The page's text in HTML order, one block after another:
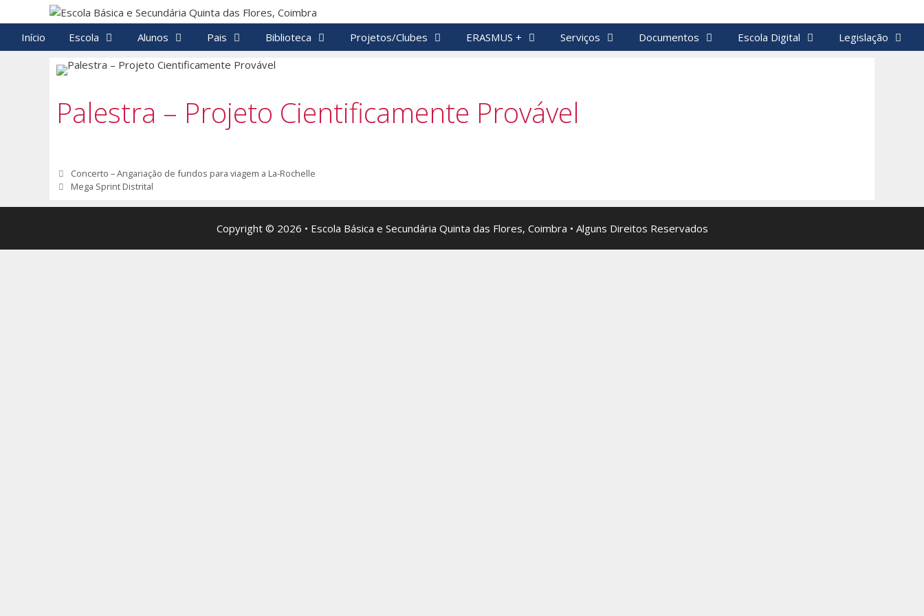
para
conteúdo
Início Escola Alunos Pais Biblioteca Projetos/Clubes ERASMUS + Serviços Documentos Escola Digital Legislação
Palestra – Projeto Cientificamente Provável
Navegação
de
Concerto – Angariação de fundos para viagem a La-Rochelle
Mega Sprint Distrital
Copyright © 2026 • Escola Básica e Secundária Quinta das Flores, Coimbra • Alguns Direitos Reservados